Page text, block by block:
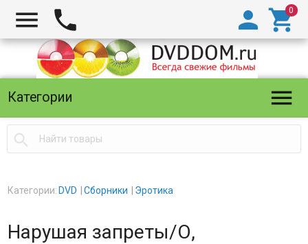
  

Категории 

Категории: DVD Сборники Эротика
Нарушая запреты/О,